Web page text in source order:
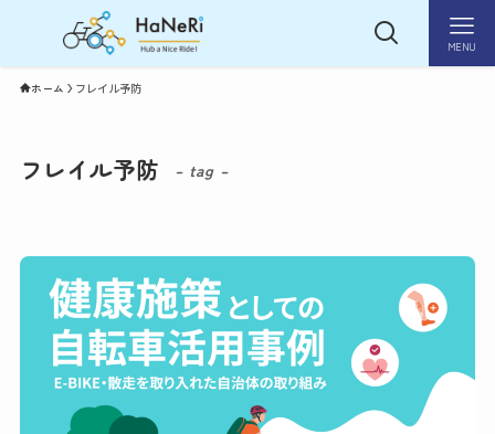
MENU
ホーム フレイル予防
フレイル予防 – tag –